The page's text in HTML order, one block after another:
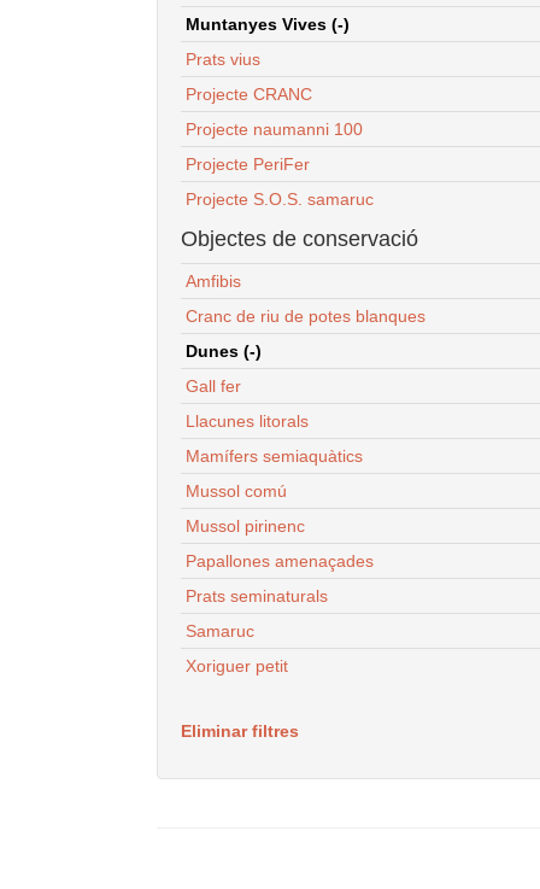
Muntanyes Vives (-)
Prats vius
Projecte CRANC
Projecte naumanni 100
Projecte PeriFer
Projecte S.O.S. samaruc
Objectes de conservació
Amfibis
Cranc de riu de potes blanques
Dunes (-)
Gall fer
Llacunes litorals
Mamífers semiaquàtics
Mussol comú
Mussol pirinenc
Papallones amenaçades
Prats seminaturals
Samaruc
Xoriguer petit
Eliminar filtres